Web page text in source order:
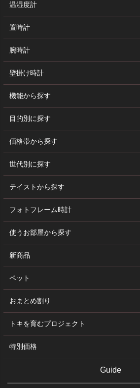
温湿度計
置時計
腕時計
壁掛け時計
機能から探す
目的別に探す
価格帯から探す
世代別に探す
テイストから探す
フォトフレーム時計
使うお部屋から探す
新商品
ペット
おまとめ割り
トキを育むプロジェクト
特別価格
Guide